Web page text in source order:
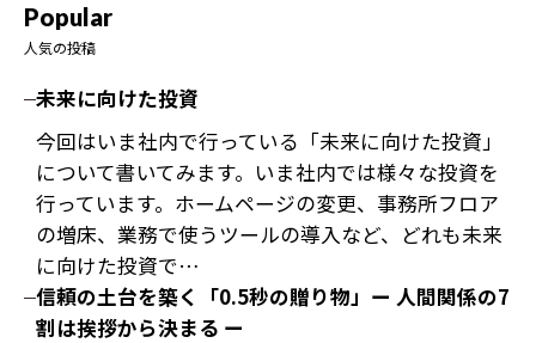
Popular
人気の投稿
未来に向けた投資
今回はいま社内で行っている「未来に向けた投資」
について書いてみます。いま社内では様々な投資を
行っています。ホームページの変更、事務所フロア
の増床、業務で使うツールの導入など、どれも未来
に向けた投資で…
信頼の土台を築く「0.5秒の贈り物」ー 人間関係の7
割は挨拶から決まる ー